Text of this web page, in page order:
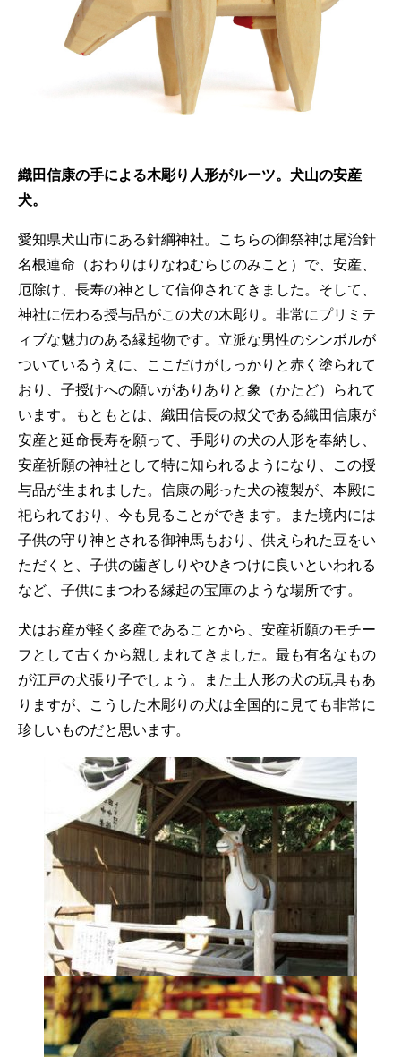
織田信康の手による木彫り人形がルーツ。犬山の安産
犬。
愛知県犬山市にある針綱神社。こちらの御祭神は尾治針
名根連命（おわりはりなねむらじのみこと）で、安産、
厄除け、長寿の神として信仰されてきました。そして、
神社に伝わる授与品がこの犬の木彫り。非常にプリミテ
ィブな魅力のある縁起物です。立派な男性のシンボルが
ついているうえに、ここだけがしっかりと赤く塗られて
おり、子授けへの願いがありありと象（かたど）られて
います。もともとは、織田信長の叔父である織田信康が
安産と延命長寿を願って、手彫りの犬の人形を奉納し、
安産祈願の神社として特に知られるようになり、この授
与品が生まれました。信康の彫った犬の複製が、本殿に
祀られており、今も見ることができます。また境内には
子供の守り神とされる御神馬もおり、供えられた豆をい
ただくと、子供の歯ぎしりやひきつけに良いといわれる
など、子供にまつわる縁起の宝庫のような場所です。
犬はお産が軽く多産であることから、安産祈願のモチー
フとして古くから親しまれてきました。最も有名なもの
が江戸の犬張り子でしょう。また土人形の犬の玩具もあ
りますが、こうした木彫りの犬は全国的に見ても非常に
珍しいものだと思います。